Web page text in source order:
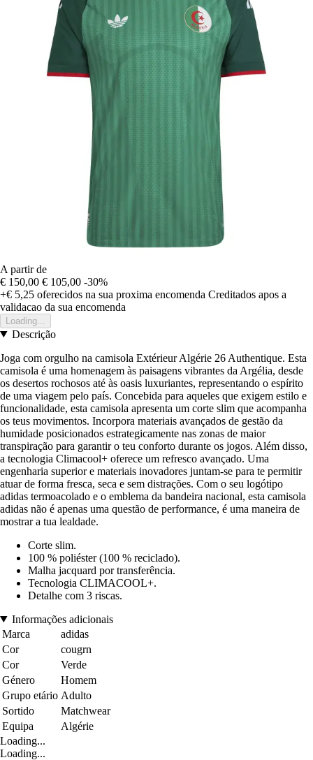
A partir de
€ 150,00 € 105,00 -30%
+€ 5,25 oferecidos na sua proxima encomenda Creditados apos a
validacao da sua encomenda
Loading...
Descrição
Joga com orgulho na camisola Extérieur Algérie 26 Authentique. Esta
camisola é uma homenagem às paisagens vibrantes da Argélia, desde
os desertos rochosos até às oasis luxuriantes, representando o espírito
de uma viagem pelo país. Concebida para aqueles que exigem estilo e
funcionalidade, esta camisola apresenta um corte slim que acompanha
os teus movimentos. Incorpora materiais avançados de gestão da
humidade posicionados estrategicamente nas zonas de maior
transpiração para garantir o teu conforto durante os jogos. Além disso,
a tecnologia Climacool+ oferece um refresco avançado. Uma
engenharia superior e materiais inovadores juntam-se para te permitir
atuar de forma fresca, seca e sem distrações. Com o seu logótipo
adidas termoacolado e o emblema da bandeira nacional, esta camisola
adidas não é apenas uma questão de performance, é uma maneira de
mostrar a tua lealdade.
Corte slim.
100 % poliéster (100 % reciclado).
Malha jacquard por transferência.
Tecnologia CLIMACOOL+.
Detalhe com 3 riscas.
Informações adicionais
Marca
adidas
Cor
cougrn
Cor
Verde
Género
Homem
Grupo etário Adulto
Sortido
Matchwear
Equipa
Algérie
Loading...
Loading...